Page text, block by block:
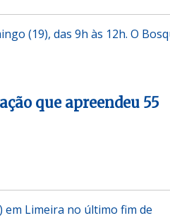
(19), das 9h às 12h. O
que apreendeu 55
em Limeira no último fim de